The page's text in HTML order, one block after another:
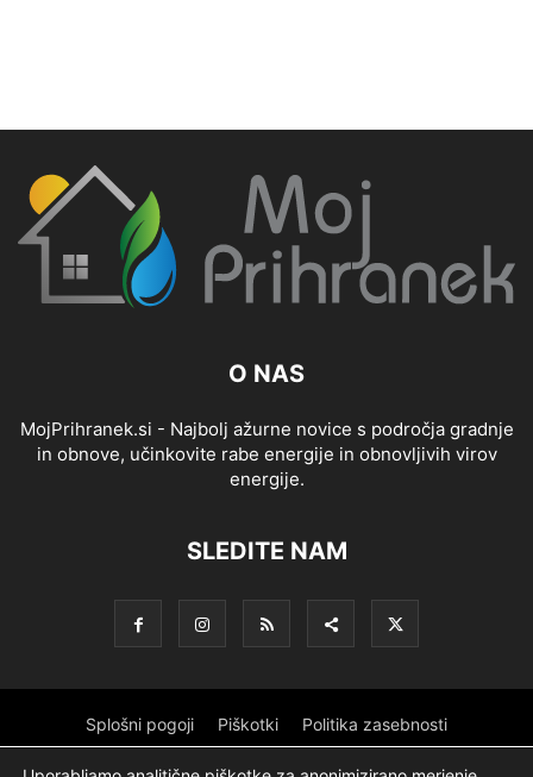
O NAS
MojPrihranek.si - Najbolj ažurne novice s področja gradnje
in obnove, učinkovite rabe energije in obnovljivih virov
energije.
SLEDITE NAM
Splošni pogoji Piškotki Politika zasebnosti
Oglaševanje Partnerji Sofinanciranje Logotip